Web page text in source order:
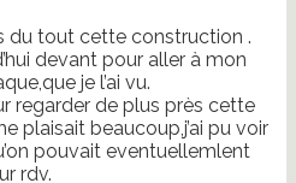
du tout cette construction .
devant pour aller à mon
je l’ai vu.
regarder de plus près cette
plaisait beaucoup,j’ai pu voir
pouvait eventuellemlent
rdv.